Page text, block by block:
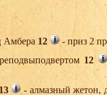
Амбера 12
- приз 2
12
13
- алмазный жетон,